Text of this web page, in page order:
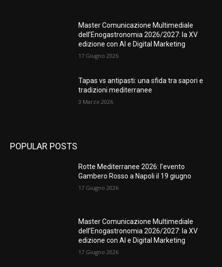
Master Comunicazione Multimediale
dell’Enogastronomia 2026/2027: la XV
edizione con AI e Digital Marketing
17 Giugno 2026
Tapas vs antipasti: una sfida tra sapori e
tradizioni mediterranee
3 Marzo 2026
POPULAR POSTS
Rotte Mediterranee 2026: l’evento
Gambero Rosso a Napoli il 19 giugno
17 Giugno 2026
Master Comunicazione Multimediale
dell’Enogastronomia 2026/2027: la XV
edizione con AI e Digital Marketing
17 Giugno 2026